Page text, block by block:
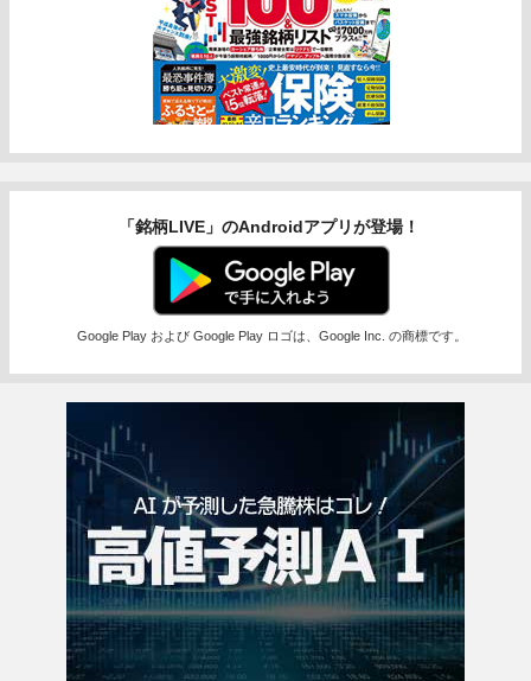
「銘柄LIVE」のAndroidアプリが登場！
Google Play および Google Play ロゴは、Google Inc. の商標です。